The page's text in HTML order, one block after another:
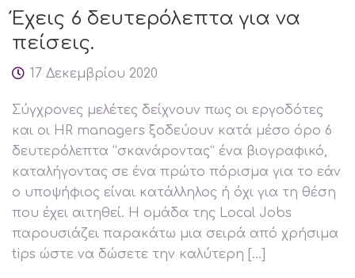
Έχεις 6 δευτερόλεπτα για να
πείσεις.
17 Δεκεμβρίου 2020
Σύγχρονες μελέτες δείχνουν πως οι εργοδότες
και οι HR managers ξοδεύουν κατά μέσο όρο 6
δευτερόλεπτα “σκανάροντας” ένα βιογραφικό,
καταλήγοντας σε ένα πρώτο πόρισμα για το εάν
ο υποψήφιος είναι κατάλληλος ή όχι για τη θέση
που έχει αιτηθεί. Η ομάδα της Local Jobs
παρουσιάζει παρακάτω μια σειρά από χρήσιμα
tips ώστε να δώσετε την καλύτερη […]